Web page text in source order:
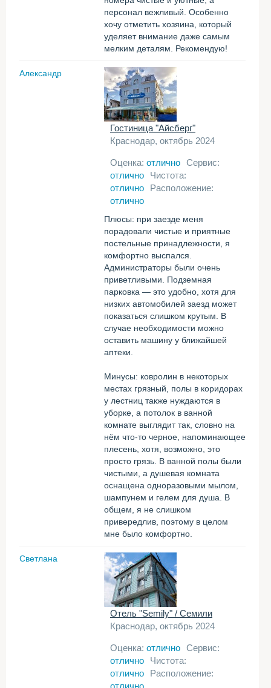
персонал вежливый. Особенно
хочу отметить хозяина, который
уделяет внимание даже самым
мелким деталям. Рекомендую!
Александр
Гостиница "Айсберг"
Краснодар, октябрь 2024
Оценка: отлично Сервис:
отлично
Чистота:
отлично
Расположение:
отлично
Плюсы: при заезде меня
порадовали чистые и приятные
постельные принадлежности, я
комфортно выспался.
Администраторы были очень
приветливыми. Подземная
парковка — это удобно, хотя для
низких автомобилей заезд может
показаться слишком крутым. В
случае необходимости можно
оставить машину у ближайшей
аптеки.
Минусы: ковролин в некоторых
местах грязный, полы в коридорах
у лестниц также нуждаются в
уборке, а потолок в ванной
комнате выглядит так, словно на
нём что-то черное, напоминающее
плесень, хотя, возможно, это
просто грязь. В ванной полы были
чистыми, а душевая комната
оснащена одноразовыми мылом,
шампунем и гелем для душа. В
общем, я не слишком
привередлив, поэтому в целом
мне было комфортно.
Светлана
Отель "Semily" / Семили
Краснодар, октябрь 2024
Оценка: отлично Сервис:
отлично
Чистота:
отлично
Расположение:
отлично